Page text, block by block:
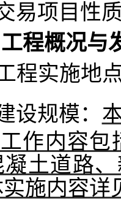
易项目性质
程概况与
程实施地点
设规模 ：
作内容包
凝土道路
施内容详